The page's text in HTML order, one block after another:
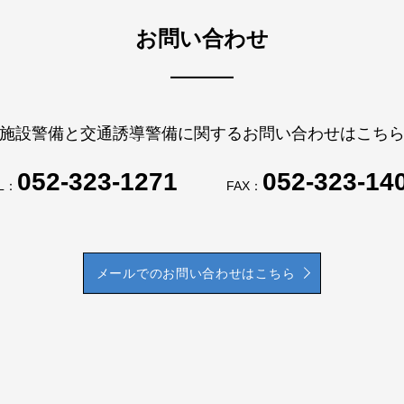
お問い合わせ
施設警備と交通誘導警備に関するお問い合わせはこちら
052-323-1271 FAX： 052-323-
メールでのお問い合わせはこちら